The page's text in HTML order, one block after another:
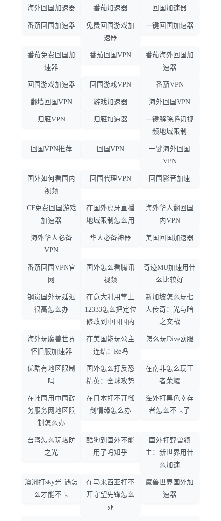
海外回国加速器 番茄加速器 回国加速器
番茄回国加速器
免费回国游戏加
速器
一键回国加速器
番茄免费回国加
速器
番茄回国VPN
番茄海外回国加
速器
回国游戏加速器 回国游戏VPN 番茄VPN
翻墙回国VPN 游戏加速器 海外回国VPN
归雁VPN 归雁加速器
一键解除腾讯视
频地域限制
回国VPN推荐 回国VPN
一键海外回国
VPN
国外如何看国内
视频
回国代理VPN 回国影音加速
CF免费回国游戏
加速器
在国外虎牙直播
地域限制怎么用
海外华人翻回国
内VPN
海外华人必备
VPN
华人必备神器 美国回国加速器
番茄回国VPN官
网
国外怎么看腾讯
视频
奇迹MU加速用什
么比较好
钢岚国外玩延迟
很高怎么办
在意大利用掌上
12333怎么把定位
修改到中国国内
新加坡怎么玩七
人传奇：光与暗
之交战
海外玩魔兽世界
怀旧服加速器
在美国能玩公主
连结：Re吗
怎么玩Dive欧服
优酷有地区限制
吗
国外怎么打反恐
精英：全球攻势
在南非怎么玩王
者荣耀
在韩国用中国政
务服务网地区限
制怎么办
在日本打不开御
剑情缘怎么办
海外打黑色幸存
者怎么不卡了
台湾怎么玩塔防
之光
酷狗到国外不能
用了吗知乎
国外打野兽领
主：新世界用什
么加速
澳洲打sky光·遇怎
么才能不卡
在马来西亚打不
开守望先锋怎么
办
魔兽世界国外加
速器